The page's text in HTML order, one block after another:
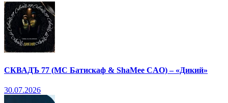
СКВАДЪ 77 (МС Батискаф & ShaMee CAO) – «Дикий»
30.07.2026